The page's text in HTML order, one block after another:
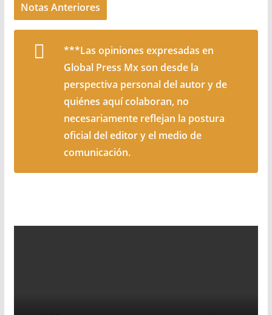
Notas Anteriores
***Las opiniones expresadas en
Global Press Mx son desde la
perspectiva personal del autor y de
quiénes aquí colaboran, no
necesariamente reflejan la postura
oficial del editor y el medio de
comunicación.